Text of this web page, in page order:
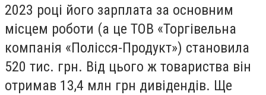
2023 році його зарплата за основним
місцем роботи (а це ТОВ «Торгівельна
компанія «Полісся-Продукт») становила
520 тис. грн. Від цього ж товариства він
отримав 13,4 млн грн дивідендів. Ще